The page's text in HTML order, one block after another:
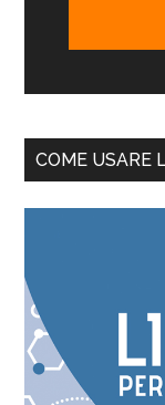
COME USARE